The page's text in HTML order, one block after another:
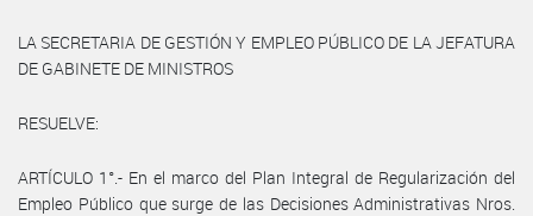
LA SECRETARIA DE GESTIÓN Y EMPLEO PÚBLICO DE LA JEFATURA
DE GABINETE DE MINISTROS
RESUELVE:
ARTÍCULO 1°.- En el marco del Plan Integral de Regularización del
Empleo Público que surge de las Decisiones Administrativas Nros.